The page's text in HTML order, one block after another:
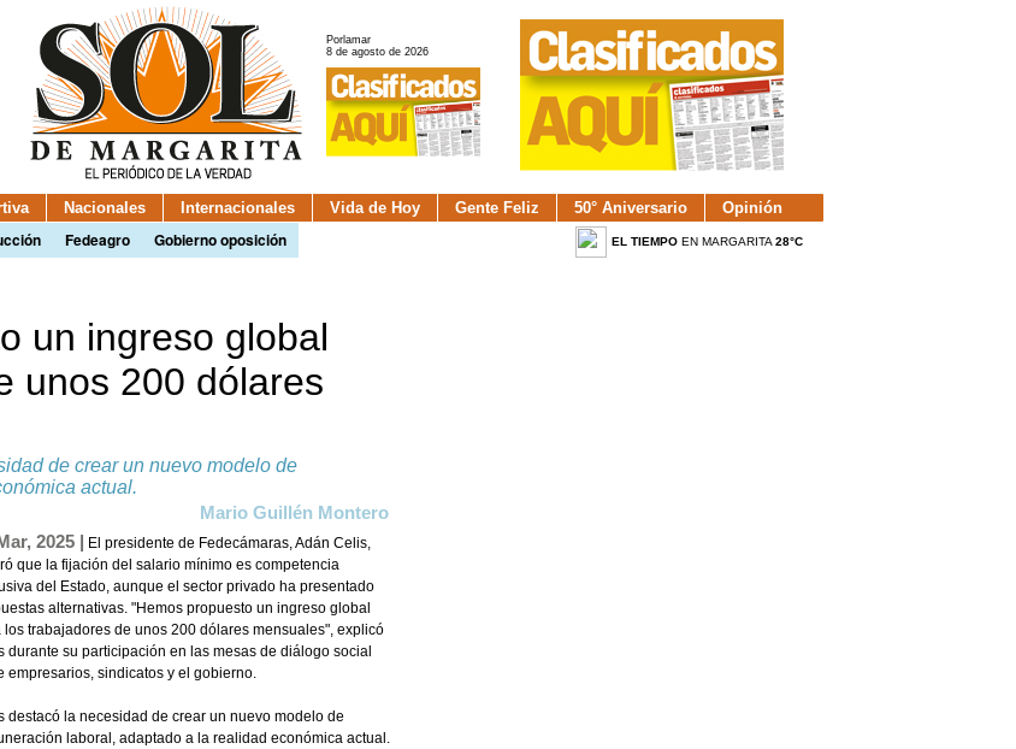
Porlamar
8 de agosto de 2026
Nacionales Internacionales Vida de Hoy Gente Feliz 50° Aniversario Opinión
Fedeagro Gobierno oposición EL TIEMPOEN MARGARITA 28°C
un ingreso global
unos 200 dólares
de crear un nuevo modelo de
actual.
Mario Guillén Montero
2025 | El presidente de Fedecámaras, Adán Celis,
que la fijación del salario mínimo es competencia
del Estado, aunque el sector privado ha presentado
alternativas. "Hemos propuesto un ingreso global
los trabajadores de unos 200 dólares mensuales", explicó
durante su participación en las mesas de diálogo social
empresarios, sindicatos y el gobierno.
destacó la necesidad de crear un nuevo modelo de
laboral, adaptado a la realidad económica actual.